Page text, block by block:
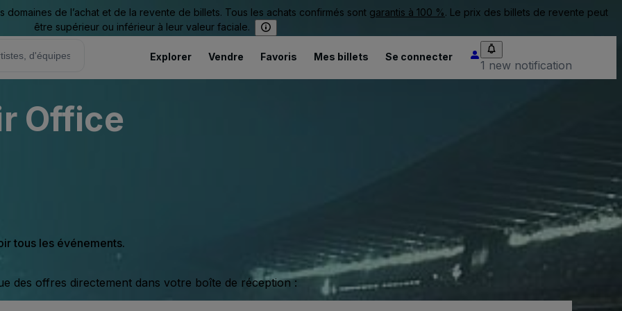
de l’achat et de la revente de billets. Tous les achats confirmés sont garantis à 100 %. Le prix des billets de revente peut
être supérieur ou inférieur à leur valeur faciale.
Explorer Vendre Favoris Mes billets Se connecter
1 new notification
Office
tous les événements.
des offres directement dans votre boîte de réception :